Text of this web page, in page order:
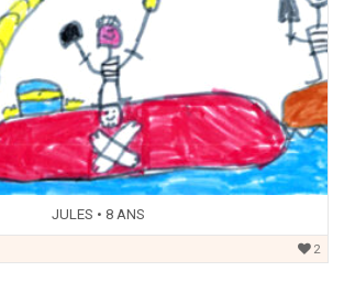
JULES • 8 ANS
2